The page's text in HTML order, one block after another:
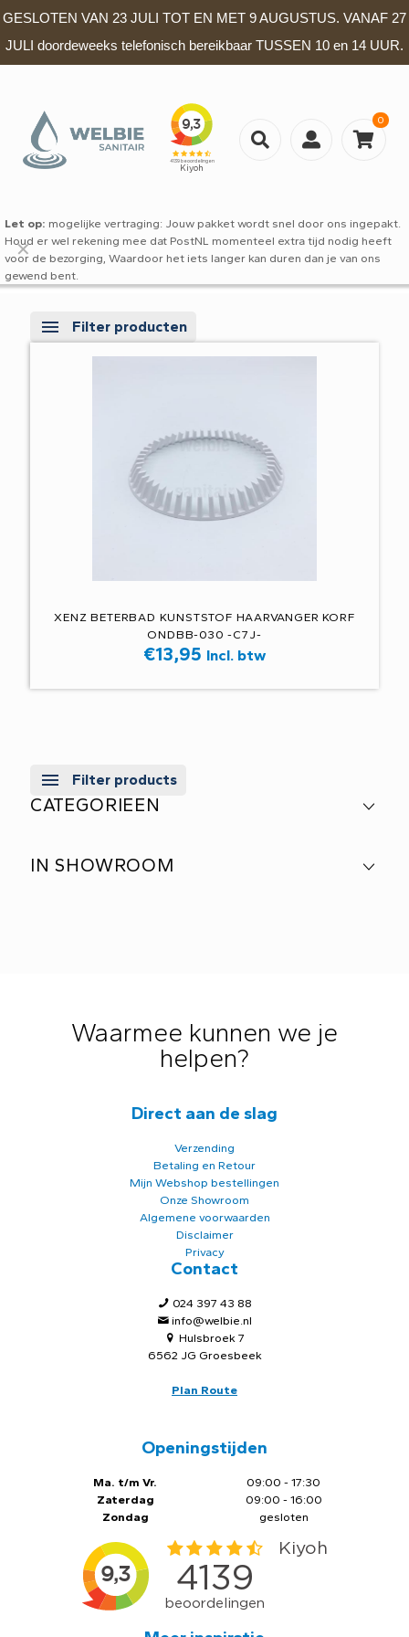
GESLOTEN VAN 23 JULI TOT EN MET 9 AUGUSTUS. VANAF 27
JULI doordeweeks telefonisch bereikbaar TUSSEN 10 en 14 UUR.
0
Let op: mogelijke vertraging: Jouw pakket wordt snel door ons ingepakt.
Houd er wel rekening mee dat PostNL momenteel extra tijd nodig heeft
voor de bezorging, Waardoor het iets langer kan duren dan je van ons
gewend bent.
✕
Filter producten
XENZ BETERBAD KUNSTSTOF HAARVANGER KORF
ONDBB-030 -C7J-
€13,95 Incl. btw
Filter products
CATEGORIEEN
IN SHOWROOM
Waarmee kunnen we je
helpen?
Direct aan de slag
Verzending
Betaling en Retour
Mijn Webshop bestellingen
Onze Showroom
Algemene voorwaarden
Disclaimer
Privacy
Contact
024 397 43 88
info@welbie.nl
Hulsbroek 7
6562 JG Groesbeek
Plan Route
Openingstijden
Ma. t/m Vr.
Zaterdag
Zondag
09:00 - 17:30
09:00 - 16:00
gesloten